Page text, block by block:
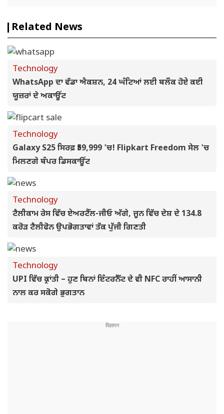
Related News
Technology
WhatsApp ਦਾ ਵੱਡਾ ਐਕਸ਼ਨ, 24 ਘੰਟਿਆਂ ਲਈ ਬਲੌਕ ਹੋਏ ਕਈ
ਯੂਜ਼ਰਾਂ ਦੇ ਅਕਾਊਂਟ
Technology
Galaxy S25 ਸਿਰਫ਼ ₹59,999 'ਚ! Flipkart Freedom ਸੇਲ 'ਚ
ਮਿਲਣਗੇ ਬੰਪਰ ਡਿਸਕਾਊਂਟ
Technology
ਟੈਲੀਕਾਮ ਰੇਸ ਵਿੱਚ ਏਅਰਟੈੱਲ-ਜੀਓ ਅੱਗੇ, ਜੂਨ ਵਿੱਚ ਦੇਸ਼ ਦੇ 134.8
ਕਰੋੜ ਟੈਲੀਫੋਨ ਉਪਭੋਗਤਾਵਾਂ ਤੱਕ ਪੁੱਜੀ ਗਿਣਤੀ
Technology
UPI ਵਿੱਚ ਕ੍ਰਾਂਤੀ – ਹੁਣ ਬਿਨਾਂ ਇੰਟਰਨੈੱਟ ਦੇ ਵੀ NFC ਰਾਹੀਂ ਆਸਾਨੀ
ਨਾਲ ਕਰ ਸਕੋਗੇ ਭੁਗਤਾਨ